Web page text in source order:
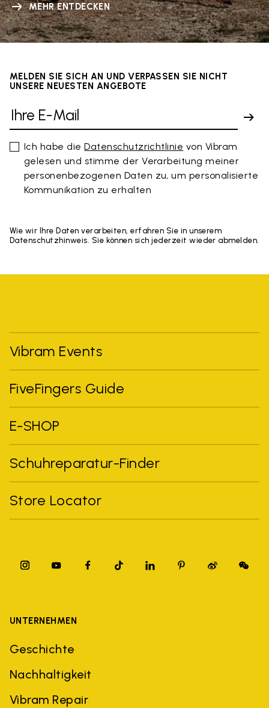
MEHR ENTDECKEN
MELDEN SIE SICH AN UND VERPASSEN SIE NICHT
UNSERE NEUESTEN ANGEBOTE
Ich habe dieDatenschutzrichtlinie von Vibram
gelesen und stimme der Verarbeitung meiner
personenbezogenen Daten zu, um personalisierte
Kommunikation zu erhalten
Wie wir Ihre Daten verarbeiten, erfahren Sie in unserem
Datenschutzhinweis. Sie können sich jederzeit wieder abmelden.
Vibram Events
FiveFingers Guide
E-SHOP
Schuhreparatur-Finder
Store Locator
UNTERNEHMEN
Geschichte
Nachhaltigkeit
Vibram Repair